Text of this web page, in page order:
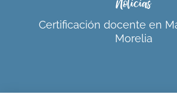
Certificación docente en
Morelia